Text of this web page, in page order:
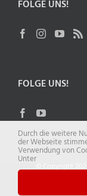
FOLGE UNS!
FOLGE UNS!
© Copyright
Durch die weitere
der Webseite
Verwendung von
Unter